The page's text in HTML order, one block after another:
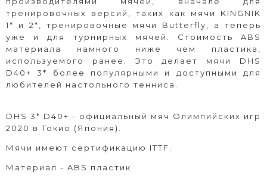
тренировочных версий, таких как мячи KINGNIK
1* и 2*, тренировочные мячи Butterfly, а теперь
уже и для турнирных мячей. Стоимость ABS
материала намного ниже чем пластика,
используемого ранее. Это делает мячи DHS
D40+ 3* более популярными и доступными для
любителей настольного тенниса.
DHS 3* D40+ - официальный мяч Олимпийских игр
2020 в Токио (Япония).
Мячи имеют сертификацию ITTF.
Материал - ABS пластик